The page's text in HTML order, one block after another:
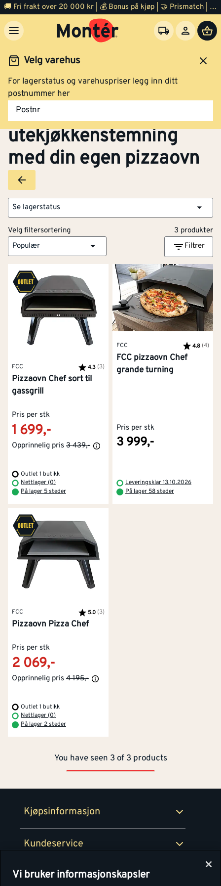
🚚 Fri frakt over 20 000 kr | 💰 Bonus på kjøp | 🤝 Prismatch | ⭐ 100% fornøyd garanti | 🏪 140 byggevarehus
Velg varehus
For lagerstatus og varehuspriser legg inn ditt
postnummer her
Postnr
Uterom Grill og bålpanne
Pizzaovn – Skap
utekjøkkenstemning
med din egen pizzaovn
Se lagerstatus
Velg filtersortering
3 produkter
Populær
Filtrer
FCC Karakter:
4.3 (3) av 5 mulige
Pizzaovn Chef sort til
gassgrill
Pris per stk
1 699,-
Opprinnelig pris 3 439,-
Outlet 1 butikk
Nettlager (0)
På lager 5 steder
FCC Karakter:
4.8 (4)
FCC pizzaovn Chef
grande turning
Pris per stk
3 999,-
Leveringsklar 13.10.2026
På lager 58 steder
FCC Karakter:
5.0 (3)
Pizzaovn Pizza Chef
Pris per stk
2 069,-
Opprinnelig pris 4 195,-
Outlet 1 butikk
Nettlager (0)
På lager 2 steder
You have seen 3 of 3 products
Kjøpsinformasjon
Kjøpsbetingelser
Netthandel
Retur- og angrerettsskjema
Kundeservice
Kontakt oss
Tjenester
Montér
Om Montér
Byggevarehus og åpningstider
100% fornøydgaranti
Personvern
Vi bruker informasjonskapsler